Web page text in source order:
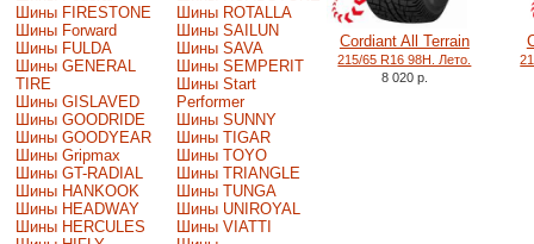
Шины FIRESTONE
Шины Forward
Шины FULDA
Шины GENERAL
TIRE
Шины GISLAVED
Шины GOODRIDE
Шины GOODYEAR
Шины Gripmax
Шины GT-RADIAL
Шины HANKOOK
Шины HEADWAY
Шины HERCULES
Шины ROTALLA
Шины SAILUN
Шины SAVA
Шины SEMPERIT
Шины Start
Performer
Шины SUNNY
Шины TIGAR
Шины TOYO
Шины TRIANGLE
Шины TUNGA
Шины UNIROYAL
Шины VIATTI
Cordiant All Terrain
215/65 R16 98H. Лето.
8 020 р.